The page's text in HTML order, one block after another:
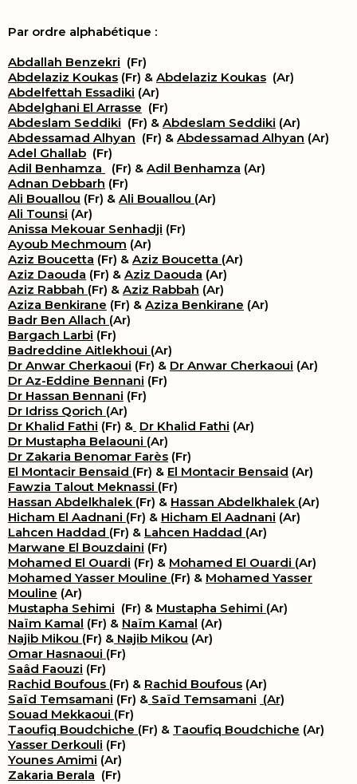
Par ordre alphabétique :
Abdallah Benzekri (Fr)
Abdelaziz Koukas (Fr) & Abdelaziz Koukas (Ar)
Abdelfettah Essadiki (Ar)
Abdelghani El Arrasse (Fr)
Abdeslam Seddiki (Fr) & Abdeslam Seddiki (Ar)
Abdessamad Alhyan (Fr) & Abdessamad Alhyan (Ar)
Adel Ghallab (Fr)
Adil Benhamza
(Fr) & Adil Benhamza (Ar)
Adnan Debbarh (Fr)
Ali Bouallou (Fr) & Ali Bouallou (Ar)
Ali Tounsi (Ar)
Anissa Mekouar Senhadji (Fr)
Ayoub Mechmoum (Ar)
Aziz Boucetta (Fr) & Aziz Boucetta (Ar)
Aziz Daouda (Fr) & Aziz Daouda (Ar)
Aziz Rabbah (Fr) & Aziz Rabbah (Ar)
Aziza Benkirane (Fr) & Aziza Benkirane (Ar)
Badr Ben Allach (Ar)
Bargach Larbi (Fr)
Badreddine Aitlekhoui (Ar)
Dr Anwar Cherkaoui (Fr) & Dr Anwar Cherkaoui (Ar)
Dr Az-Eddine Bennani (Fr)
Dr Hassan Bennani (Fr)
Dr Idriss Qorich (Ar)
Dr Khalid Fathi (Fr) & Dr Khalid Fathi (Ar)
Dr Mustapha Belaouni (Ar)
Dr Zakaria Benomar Farès (Fr)
El Montacir Bensaid (Fr) & El Montacir Bensaid (Ar)
Fawzia Talout Meknassi (Fr)
Hassan Abdelkhalek (Fr) & Hassan Abdelkhalek (Ar)
Hicham El Aadnani (Fr) & Hicham El Aadnani (Ar)
Lahcen Haddad (Fr) & Lahcen Haddad (Ar)
Marwane El Bouzdaini (Fr)
Mohamed El Ouardi (Fr) & Mohamed El Ouardi (Ar)
Mohamed Yasser Mouline (Fr) & Mohamed Yasser
Mouline (Ar)
Mustapha Sehimi (Fr) & Mustapha Sehimi (Ar)
Naïm Kamal (Fr) & Naïm Kamal (Ar)
Najib Mikou (Fr) & Najib Mikou (Ar)
Omar Hasnaoui (Fr)
Saâd Faouzi (Fr)
Rachid Boufous (Fr) & Rachid Boufous (Ar)
Saïd Temsamani (Fr) & Saïd Temsamani (Ar)
Souad Mekkaoui (Fr)
Taoufiq Boudchiche (Fr) & Taoufiq Boudchiche (Ar)
Yasser Derkouli (Fr)
Younes Amimi (Ar)
Zakaria Berala (Fr)